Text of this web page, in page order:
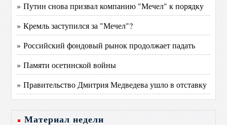
» Путин снова призвал компанию "Мечел" к порядку
» Кремль заступился за "Мечел"?
» Российский фондовый рынок продолжает падать
» Памяти осетинской войны
» Правительство Дмитрия Медведева ушло в отставку
Материал недели